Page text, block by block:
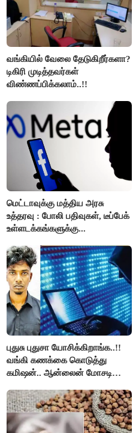
வங்கியில் வேலை தேடுகிறீர்களா?
டிகிரி முடித்தவர்கள்
விண்ணப்பிக்கலாம்..!!
மெட்டாவுக்கு மத்திய அரசு
உத்தரவு : போலி பதிவுகள், டீப்பேக்
உள்ளடக்கங்களுக்கு...
புதுசு புதுசா யோசிக்கிறாங்க..!!
வங்கி கணக்கை கொடுத்து
கமிஷன்.. ஆன்லைன் மோசடி
கைது..!!